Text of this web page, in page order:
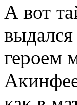
А вот
выдался
героем